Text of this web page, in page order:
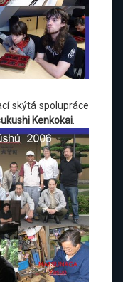
skýtá spolupráce
Kenkokai